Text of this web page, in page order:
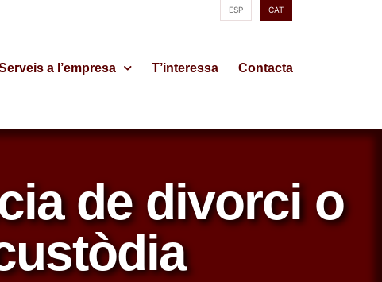
ESP CAT
a l’empresa T’interessa Contacta
de divorci o